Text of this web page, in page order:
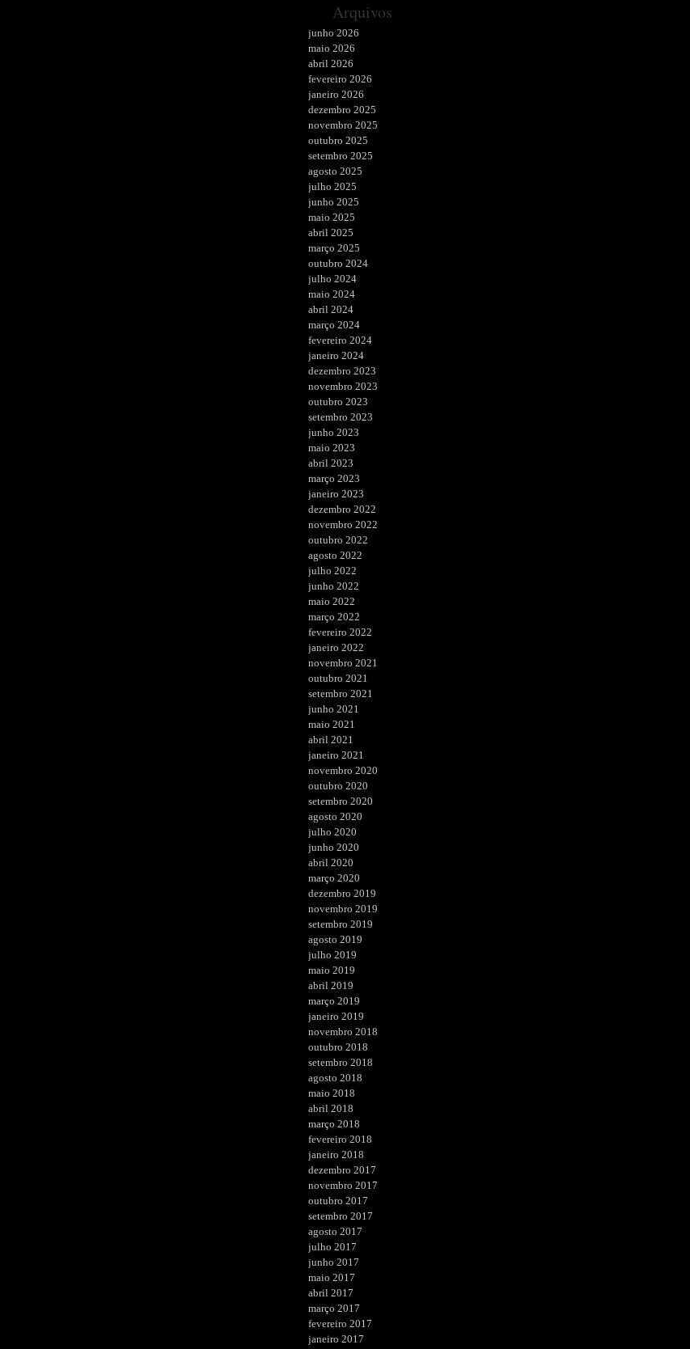
Arquivos
junho 2026
maio 2026
abril 2026
fevereiro 2026
janeiro 2026
dezembro 2025
novembro 2025
outubro 2025
setembro 2025
agosto 2025
julho 2025
junho 2025
maio 2025
abril 2025
março 2025
outubro 2024
julho 2024
maio 2024
abril 2024
março 2024
fevereiro 2024
janeiro 2024
dezembro 2023
novembro 2023
outubro 2023
setembro 2023
junho 2023
maio 2023
abril 2023
março 2023
janeiro 2023
dezembro 2022
novembro 2022
outubro 2022
agosto 2022
julho 2022
junho 2022
maio 2022
março 2022
fevereiro 2022
janeiro 2022
novembro 2021
outubro 2021
setembro 2021
junho 2021
maio 2021
abril 2021
janeiro 2021
novembro 2020
outubro 2020
setembro 2020
agosto 2020
julho 2020
junho 2020
abril 2020
março 2020
dezembro 2019
novembro 2019
setembro 2019
agosto 2019
julho 2019
maio 2019
abril 2019
março 2019
janeiro 2019
novembro 2018
outubro 2018
setembro 2018
agosto 2018
maio 2018
abril 2018
março 2018
fevereiro 2018
janeiro 2018
dezembro 2017
novembro 2017
outubro 2017
setembro 2017
agosto 2017
julho 2017
junho 2017
maio 2017
abril 2017
março 2017
fevereiro 2017
janeiro 2017